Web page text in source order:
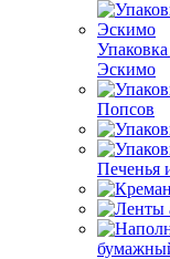
Эскимо
Попсов
Печенья